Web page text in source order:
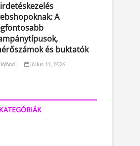
A
és buktatók
WAndi július 11, 2026
KATEGÓRIÁK